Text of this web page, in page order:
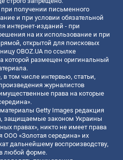
получении письменного
и при условии обязательной
интернет-изданий - при
на их использование и при
открытой для поисковых
OBOZ.UA по ссылке
которой размещен оригинальный
том числе интервью, статьи,
журналистов
права на которые
Getty Images редакция
защищаемые законом Украины
правах», никто не имеет права
ООО «Золотая середина» их
дальнейшему воспроизводству,
любой форме.